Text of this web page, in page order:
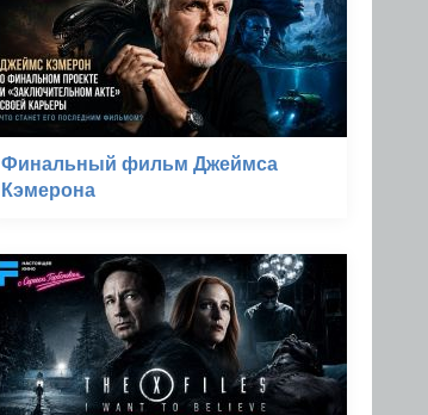
Финальный фильм Джеймса
Кэмерона